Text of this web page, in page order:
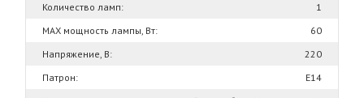
Количество ламп:
1
MAX мощность лампы, Вт:
60
Напряжение, В:
220
Патрон:
Е14